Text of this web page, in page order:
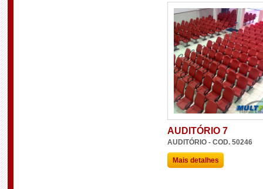
AUDITÓRIO 7
AUDITÓRIO - COD. 50246
Mais detalhes